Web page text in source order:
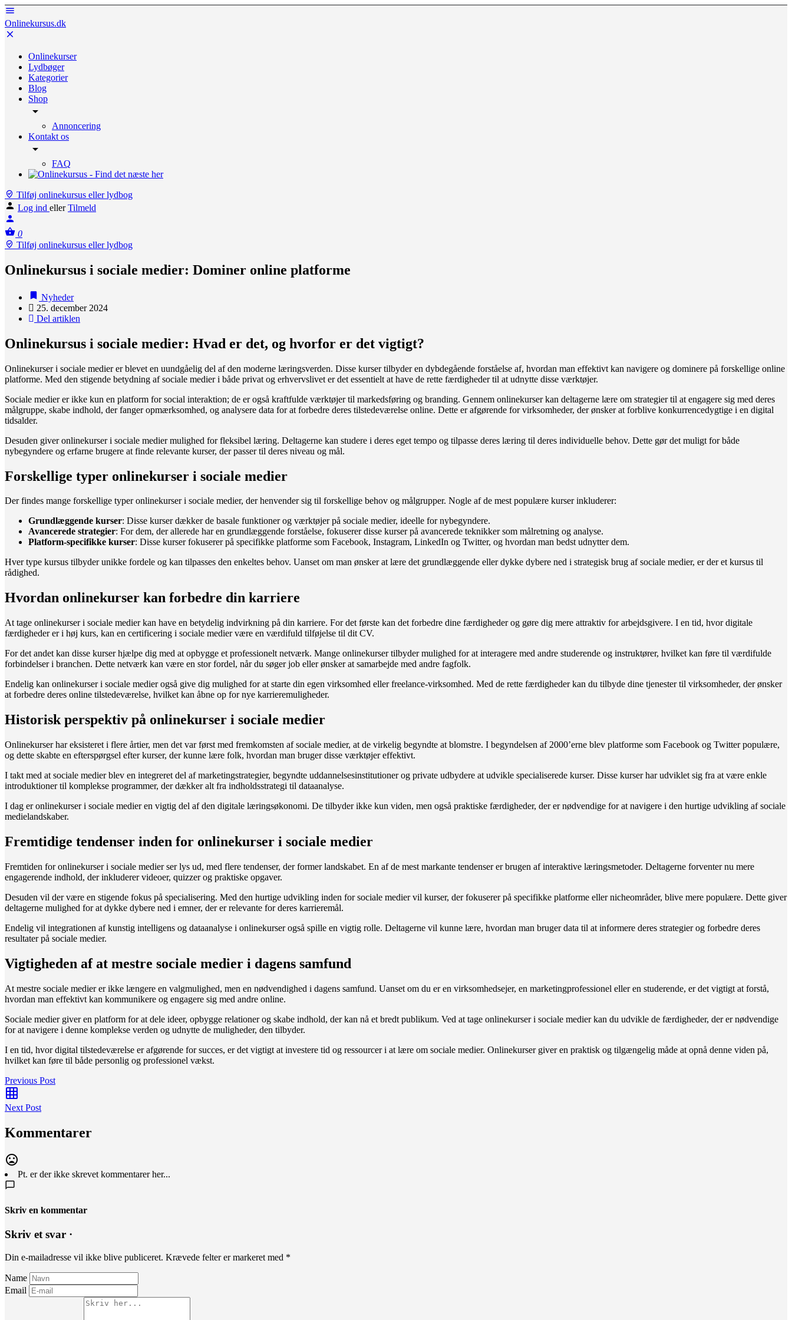
Onlinekursus.dk
Onlinekurser
Lydbøger
Kategorier
Blog
Shop
Annoncering
Kontakt os
FAQ
Tilføj onlinekursus eller lydbog
Log ind eller Tilmeld
0
Tilføj onlinekursus eller lydbog
Onlinekursus i sociale medier: Dominer online platforme
Nyheder
25. december 2024
Del artiklen
Onlinekursus i sociale medier: Hvad er det, og hvorfor er det vigtigt?
Onlinekurser i sociale medier er blevet en uundgåelig del af den moderne læringsverden. Disse kurser tilbyder en dybdegående forståelse af, hvordan man effektivt kan navigere og dominere på forskellige online
platforme. Med den stigende betydning af sociale medier i både privat og erhvervslivet er det essentielt at have de rette færdigheder til at udnytte disse værktøjer.
Sociale medier er ikke kun en platform for social interaktion; de er også kraftfulde værktøjer til markedsføring og branding. Gennem onlinekurser kan deltagerne lære om strategier til at engagere sig med deres
målgruppe, skabe indhold, der fanger opmærksomhed, og analysere data for at forbedre deres tilstedeværelse online. Dette er afgørende for virksomheder, der ønsker at forblive konkurrencedygtige i en digital
tidsalder.
Desuden giver onlinekurser i sociale medier mulighed for fleksibel læring. Deltagerne kan studere i deres eget tempo og tilpasse deres læring til deres individuelle behov. Dette gør det muligt for både
nybegyndere og erfarne brugere at finde relevante kurser, der passer til deres niveau og mål.
Forskellige typer onlinekurser i sociale medier
Der findes mange forskellige typer onlinekurser i sociale medier, der henvender sig til forskellige behov og målgrupper. Nogle af de mest populære kurser inkluderer:
Grundlæggende kurser: Disse kurser dækker de basale funktioner og værktøjer på sociale medier, ideelle for nybegyndere.
Avancerede strategier: For dem, der allerede har en grundlæggende forståelse, fokuserer disse kurser på avancerede teknikker som målretning og analyse.
Platform-specifikke kurser: Disse kurser fokuserer på specifikke platforme som Facebook, Instagram, LinkedIn og Twitter, og hvordan man bedst udnytter dem.
Hver type kursus tilbyder unikke fordele og kan tilpasses den enkeltes behov. Uanset om man ønsker at lære det grundlæggende eller dykke dybere ned i strategisk brug af sociale medier, er der et kursus til
rådighed.
Hvordan onlinekurser kan forbedre din karriere
At tage onlinekurser i sociale medier kan have en betydelig indvirkning på din karriere. For det første kan det forbedre dine færdigheder og gøre dig mere attraktiv for arbejdsgivere. I en tid, hvor digitale
færdigheder er i høj kurs, kan en certificering i sociale medier være en værdifuld tilføjelse til dit CV.
For det andet kan disse kurser hjælpe dig med at opbygge et professionelt netværk. Mange onlinekurser tilbyder mulighed for at interagere med andre studerende og instruktører, hvilket kan føre til værdifulde
forbindelser i branchen. Dette netværk kan være en stor fordel, når du søger job eller ønsker at samarbejde med andre fagfolk.
Endelig kan onlinekurser i sociale medier også give dig mulighed for at starte din egen virksomhed eller freelance-virksomhed. Med de rette færdigheder kan du tilbyde dine tjenester til virksomheder, der ønsker
at forbedre deres online tilstedeværelse, hvilket kan åbne op for nye karrieremuligheder.
Historisk perspektiv på onlinekurser i sociale medier
Onlinekurser har eksisteret i flere årtier, men det var først med fremkomsten af sociale medier, at de virkelig begyndte at blomstre. I begyndelsen af 2000’erne blev platforme som Facebook og Twitter populære,
og dette skabte en efterspørgsel efter kurser, der kunne lære folk, hvordan man bruger disse værktøjer effektivt.
I takt med at sociale medier blev en integreret del af marketingstrategier, begyndte uddannelsesinstitutioner og private udbydere at udvikle specialiserede kurser. Disse kurser har udviklet sig fra at være enkle
introduktioner til komplekse programmer, der dækker alt fra indholdsstrategi til dataanalyse.
I dag er onlinekurser i sociale medier en vigtig del af den digitale læringsøkonomi. De tilbyder ikke kun viden, men også praktiske færdigheder, der er nødvendige for at navigere i den hurtige udvikling af sociale
medielandskaber.
Fremtidige tendenser inden for onlinekurser i sociale medier
Fremtiden for onlinekurser i sociale medier ser lys ud, med flere tendenser, der former landskabet. En af de mest markante tendenser er brugen af interaktive læringsmetoder. Deltagerne forventer nu mere
engagerende indhold, der inkluderer videoer, quizzer og praktiske opgaver.
Desuden vil der være en stigende fokus på specialisering. Med den hurtige udvikling inden for sociale medier vil kurser, der fokuserer på specifikke platforme eller nicheområder, blive mere populære. Dette giver
deltagerne mulighed for at dykke dybere ned i emner, der er relevante for deres karrieremål.
Endelig vil integrationen af kunstig intelligens og dataanalyse i onlinekurser også spille en vigtig rolle. Deltagerne vil kunne lære, hvordan man bruger data til at informere deres strategier og forbedre deres
resultater på sociale medier.
Vigtigheden af at mestre sociale medier i dagens samfund
At mestre sociale medier er ikke længere en valgmulighed, men en nødvendighed i dagens samfund. Uanset om du er en virksomhedsejer, en marketingprofessionel eller en studerende, er det vigtigt at forstå,
hvordan man effektivt kan kommunikere og engagere sig med andre online.
Sociale medier giver en platform for at dele ideer, opbygge relationer og skabe indhold, der kan nå et bredt publikum. Ved at tage onlinekurser i sociale medier kan du udvikle de færdigheder, der er nødvendige
for at navigere i denne komplekse verden og udnytte de muligheder, den tilbyder.
I en tid, hvor digital tilstedeværelse er afgørende for succes, er det vigtigt at investere tid og ressourcer i at lære om sociale medier. Onlinekurser giver en praktisk og tilgængelig måde at opnå denne viden på,
hvilket kan føre til både personlig og professionel vækst.
Previous Post
Next Post
Kommentarer
Pt. er der ikke skrevet kommentarer her...
Skriv en kommentar
Skriv et svar ·
Din e-mailadresse vil ikke blive publiceret. Krævede felter er markeret med *
Name
Email